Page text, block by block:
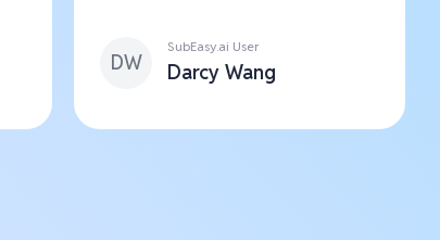
DW
SubEasy.ai User
Darcy Wang